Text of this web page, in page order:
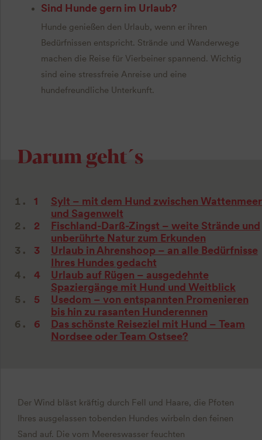
Sind Hunde gern im Urlaub?
Hunde genießen den Urlaub, wenn er ihren
Bedürfnissen entspricht. Strände und Wanderwege
machen die Reise für Vierbeiner spannend. Wichtig
sind eine stressfreie Anreise und eine
hundefreundliche Unterkunft.
Darum geht´s
Sylt – mit dem Hund zwischen Wattenmeer
und Sagenwelt
Fischland-Darß-Zingst – weite Strände und
unberührte Natur zum Erkunden
Urlaub in Ahrenshoop – an alle Bedürfnisse
Ihres Hundes gedacht
Urlaub auf Rügen – ausgedehnte
Spaziergänge mit Hund und Weitblick
Usedom – von entspannten Promenieren
bis hin zu rasanten Hunderennen
Das schönste Reiseziel mit Hund – Team
Nordsee oder Team Ostsee?
Der Wind bläst kräftig durch Fell und Haare, die Pfoten
Ihres ausgelassen tobenden Hundes wirbeln den feinen
Sand auf. Die vom Meereswasser feuchten